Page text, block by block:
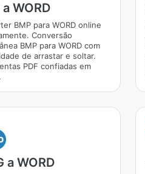
WORD
BMP para WORD online
Conversão
BMP para WORD com
de arrastar e soltar.
PDF confiadas em
a WORD